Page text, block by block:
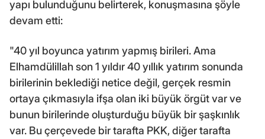
yapı bulunduğunu belirterek, konuşmasına şöyle
devam etti:
"40 yıl boyunca yatırım yapmış birileri. Ama
Elhamdülillah son 1 yıldır 40 yıllık yatırım sonunda
birilerinin beklediği netice değil, gerçek resmin
ortaya çıkmasıyla ifşa olan iki büyük örgüt var ve
bunun birilerinde oluşturduğu büyük bir şaşkınlık
var. Bu çerçevede bir tarafta PKK, diğer tarafta